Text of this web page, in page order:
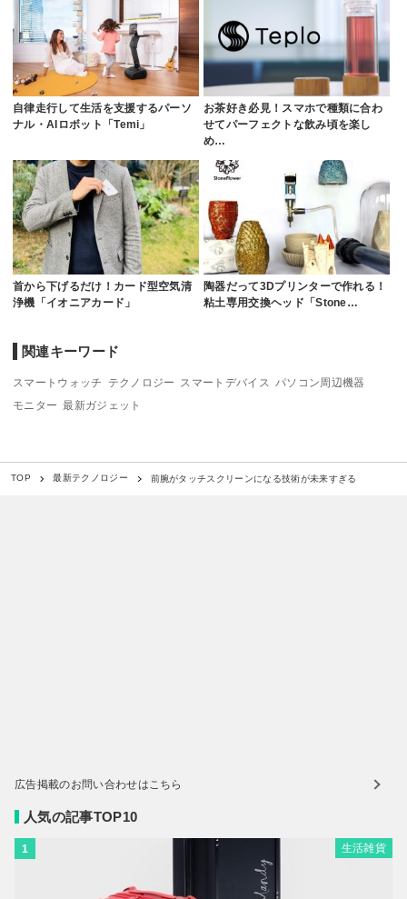
自律走行して生活を支援するパーソ
ナル・AIロボット「Temi」
お茶好き必見！スマホで種類に合わ
せてパーフェクトな飲み頃を楽し
め…
首から下げるだけ！カード型空気清
浄機「イオニアカード」
陶器だって3Dプリンターで作れる！
粘土専用交換ヘッド「Stone…
関連キーワード
スマートウォッチ テクノロジー スマートデバイス パソコン周辺機器
モニター 最新ガジェット
TOP 最新テクノロジー 前腕がタッチスクリーンになる技術が未来すぎる
広告掲載のお問い合わせはこちら
人気の記事TOP10
1 生活雑貨